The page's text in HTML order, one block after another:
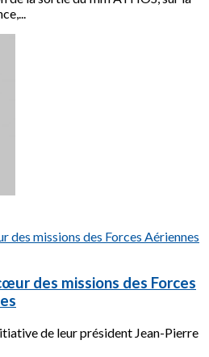
des missions des Forces
de leur président Jean-Pierre